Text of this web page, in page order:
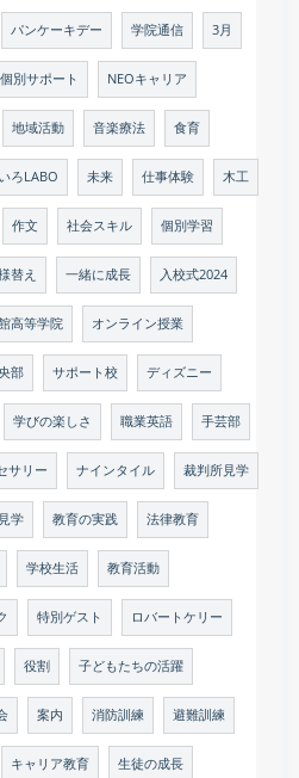
パンケーキデー 学院通信 3月
個別サポート NEOキャリア
地域活動 音楽療法 食育
ろLABO 未来 仕事体験 木工
作文 社会スキル 個別学習
替え 一緒に成長 入校式2024
高等学院 オンライン授業
部 サポート校 ディズニー
学びの楽しさ 職業英語 手芸部
サリー ナインタイル 裁判所見学
見学 教育の実践 法律教育
学校生活 教育活動
特別ゲスト ロバートケリー
役割 子どもたちの活躍
案内 消防訓練 避難訓練
キャリア教育 生徒の成長